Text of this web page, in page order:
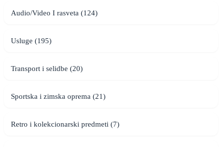
Audio/Video I rasveta (124)
Usluge (195)
Transport i selidbe (20)
Sportska i zimska oprema (21)
Retro i kolekcionarski predmeti (7)